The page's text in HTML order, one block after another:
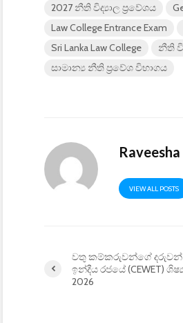
2027 නීති විද්‍යාල ප්‍රවේශය
Law College Entrance Exam
Sri Lanka Law College
නීති
සාමාන්‍ය නීති ප්‍රවේශ විභාගය
VIEW ALL POSTS
වතු කම්කරුවන්ගේ දරුවන්
ඉන්දීය රජයේ (CEWET)
2026